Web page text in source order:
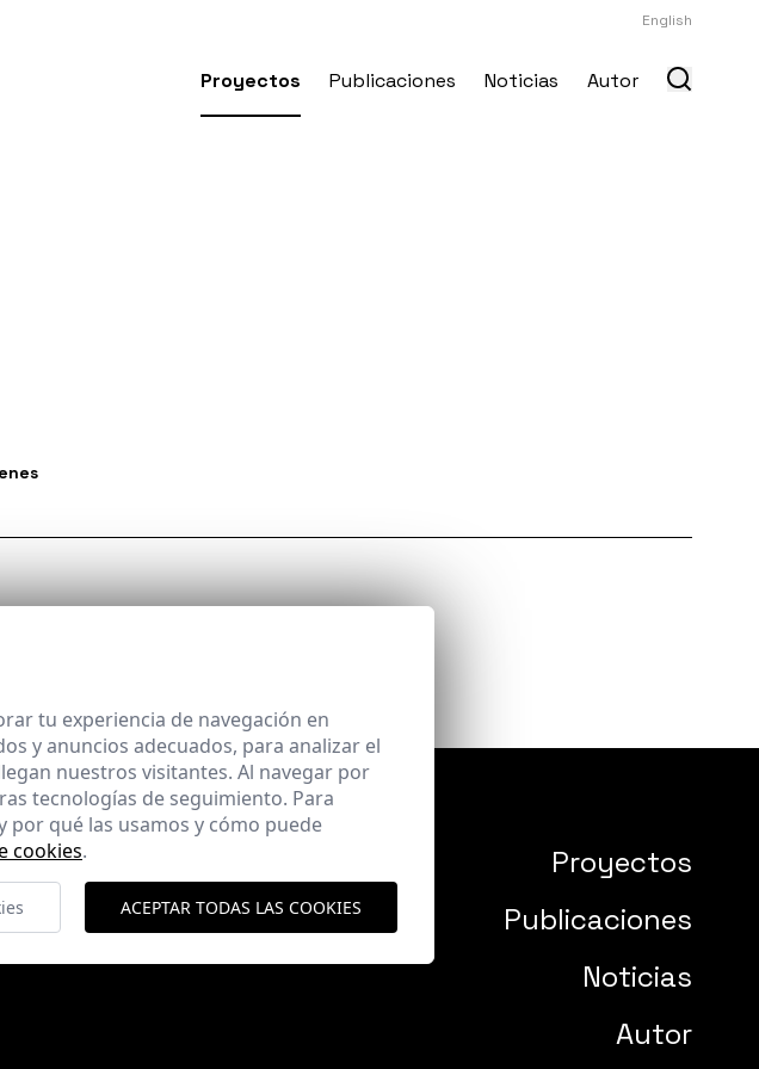
English
Proyectos Publicaciones Noticias Autor
Proyectos
Publicaciones
Noticias
Autor
tu experiencia de navegación en
y anuncios adecuados, para analizar el
nuestros visitantes. Al navegar por
tecnologías de seguimiento. Para
qué las usamos y cómo puede
cookies.
ACEPTAR TODAS LAS COOKIES